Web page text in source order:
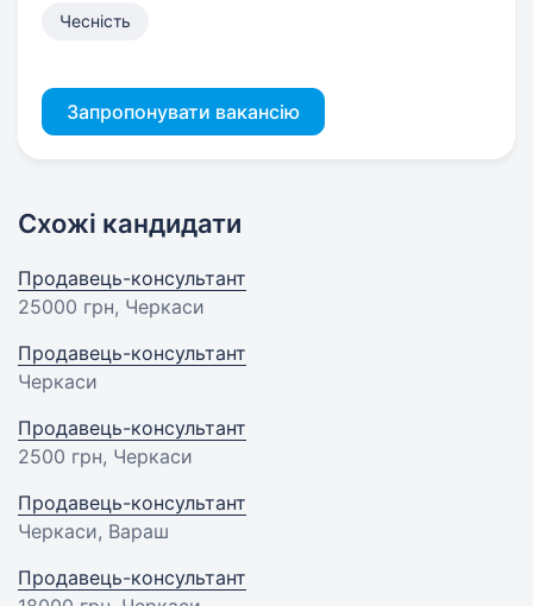
Чесність
Запропонувати вакансію
Схожі кандидати
Продавець-консультант
25000 грн, Черкаси
Продавець-консультант
Черкаси
Продавець-консультант
2500 грн, Черкаси
Продавець-консультант
Черкаси, Вараш
Продавець-консультант